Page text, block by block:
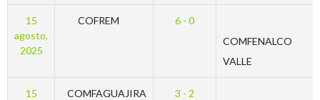
15
agosto,
2025
COFREM
6 - 0
COMFENALCO
VALLE
15
COMFAGUAJIRA
3 - 2